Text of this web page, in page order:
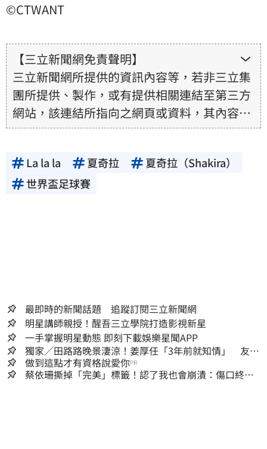
©CTWANT
【三立新聞網免責聲明】
三立新聞網所提供的資訊內容等，若非三立集
團所提供、製作，或有提供相關連結至第三方
網站，該連結所指向之網頁或資料，其內容均
為所連結網站提供，相關權利均為該網站、內
其真實性、正確性、即時性、完整性或合法
性。三立新聞網所提供的資訊內容，若其著作
La la la 夏奇拉
夏奇拉（Shakira）
世界盃足球賽
最即時的新聞話題 追蹤訂閱三立新聞網
明星講師親授！醒吾三立學院打造影視新星
一手掌握明星動態 即刻下載娛樂星聞APP
獨家／田路路晚景淒涼！姜厚任「3年前就知情」 友人
私下援助內幕曝光
做到這點才有資格說愛你PR
蔡依珊撕掉「完美」標籤！認了我也會崩潰：傷口終究